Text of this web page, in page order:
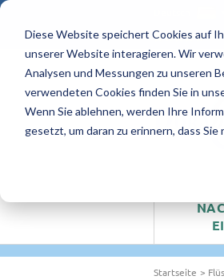
Diese Website speichert Cookies auf
unserer Website interagieren. Wir
Analysen und Messungen zu unseren
verwendeten Cookies finden Sie in
Wenn Sie ablehnen, werden Ihre
gesetzt, um daran zu erinnern, dass
Startseite